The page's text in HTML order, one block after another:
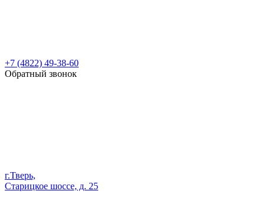
+7 (4822) 49-38-60
Обратный звонок
г.Тверь,
Старицкое шоссе, д. 25